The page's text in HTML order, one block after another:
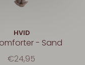
HVID
- Sand
€24,95